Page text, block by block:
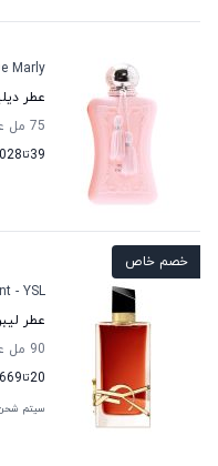
Marly
عطر
75 مل عطر
39تا
خصم خاص
- YSL
عطر
90 مل عطر
20تا669
سيتم شحن